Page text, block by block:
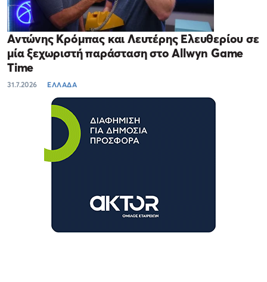
Αντώνης Κρόμπας και Λευτέρης Ελευθερίου σε
μία ξεχωριστή παράσταση στο Allwyn Game
Time
31.7.2026 ΕΛΛΑΔΑ